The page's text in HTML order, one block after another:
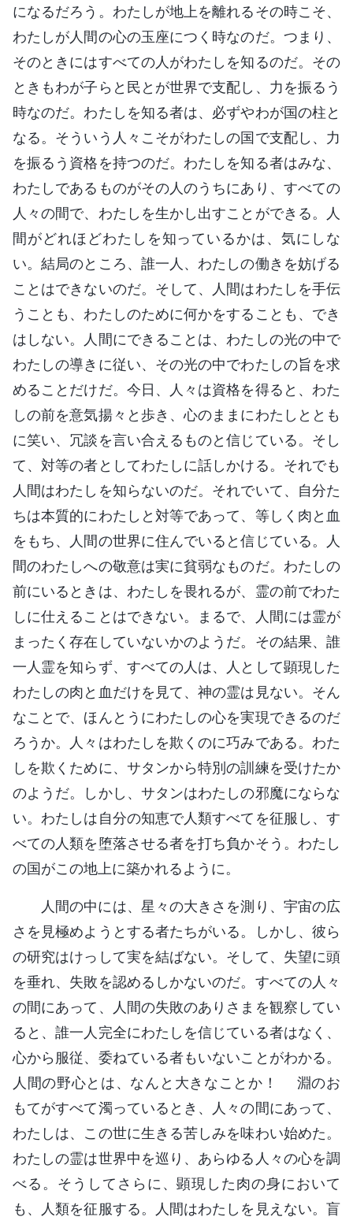
になるだろう。わたしが地上を離れるその時こそ、
わたしが人間の心の玉座につく時なのだ。つまり、
そのときにはすべての人がわたしを知るのだ。その
ときもわが子らと民とが世界で支配し、力を振るう
時なのだ。わたしを知る者は、必ずやわが国の柱と
なる。そういう人々こそがわたしの国で支配し、力
を振るう資格を持つのだ。わたしを知る者はみな、
わたしであるものがその人のうちにあり、すべての
人々の間で、わたしを生かし出すことができる。人
間がどれほどわたしを知っているかは、気にしな
い。結局のところ、誰一人、わたしの働きを妨げる
ことはできないのだ。そして、人間はわたしを手伝
うことも、わたしのために何かをすることも、でき
はしない。人間にできることは、わたしの光の中で
わたしの導きに従い、その光の中でわたしの旨を求
めることだけだ。今日、人々は資格を得ると、わた
しの前を意気揚々と歩き、心のままにわたしととも
に笑い、冗談を言い合えるものと信じている。そし
て、対等の者としてわたしに話しかける。それでも
人間はわたしを知らないのだ。それでいて、自分た
ちは本質的にわたしと対等であって、等しく肉と血
をもち、人間の世界に住んでいると信じている。人
間のわたしへの敬意は実に貧弱なものだ。わたしの
前にいるときは、わたしを畏れるが、霊の前でわた
しに仕えることはできない。まるで、人間には霊が
まったく存在していないかのようだ。その結果、誰
一人霊を知らず、すべての人は、人として顕現した
わたしの肉と血だけを見て、神の霊は見ない。そん
なことで、ほんとうにわたしの心を実現できるのだ
ろうか。人々はわたしを欺くのに巧みである。わた
しを欺くために、サタンから特別の訓練を受けたか
のようだ。しかし、サタンはわたしの邪魔にならな
い。わたしは自分の知恵で人類すべてを征服し、す
べての人類を堕落させる者を打ち負かそう。わたし
の国がこの地上に築かれるように。
人間の中には、星々の大きさを測り、宇宙の広
さを見極めようとする者たちがいる。しかし、彼ら
の研究はけっして実を結ばない。そして、失望に頭
を垂れ、失敗を認めるしかないのだ。すべての人々
の間にあって、人間の失敗のありさまを観察してい
ると、誰一人完全にわたしを信じている者はなく、
心から服従、委ねている者もいないことがわかる。
人間の野心とは、なんと大きなことか！ 淵のお
もてがすべて濁っているとき、人々の間にあって、
わたしは、この世に生きる苦しみを味わい始めた。
わたしの霊は世界中を巡り、あらゆる人々の心を調
べる。そうしてさらに、顕現した肉の身において
も、人類を征服する。人間はわたしを見えない。盲